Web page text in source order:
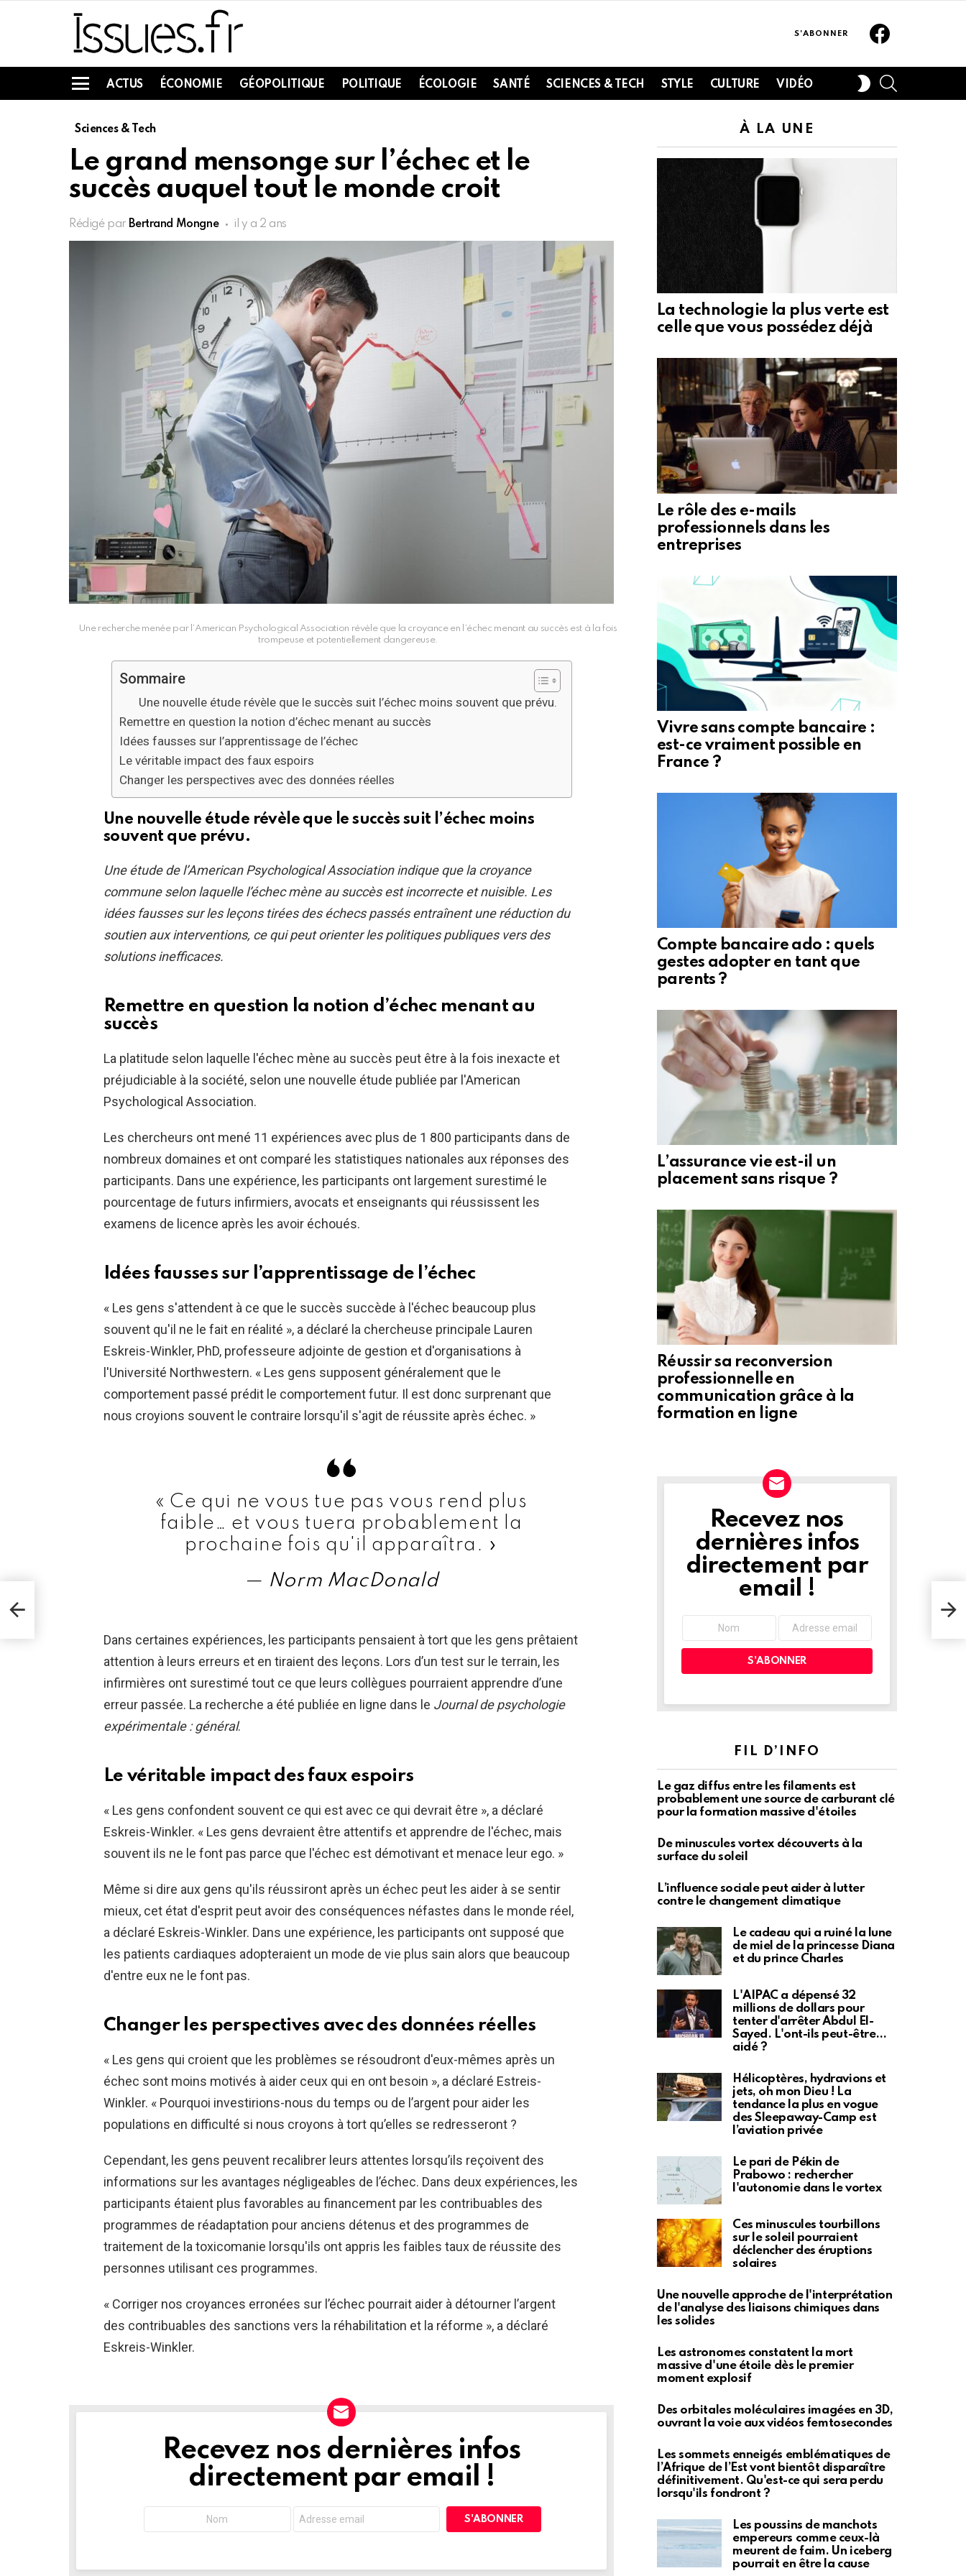
S'ABONNER
Menu
ACTUS ÉCONOMIE GÉOPOLITIQUE POLITIQUE ÉCOLOGIE SANTÉ SCIENCES & TECH STYLE CULTURE VIDÉO
SWITCH
SKIN
Sciences & Tech
Le grand mensonge sur l’échec et le
succès auquel tout le monde croit
Rédigé par Bertrand Mongne il y a 2 ans
Une recherche menée par l’American Psychological Association révèle que la croyance en l’échec menant au succès est à la fois
trompeuse et potentiellement dangereuse.
Sommaire
Une nouvelle étude révèle que le succès suit l’échec moins souvent que prévu.
Remettre en question la notion d’échec menant au succès
Idées fausses sur l’apprentissage de l’échec
Le véritable impact des faux espoirs
Changer les perspectives avec des données réelles
Une nouvelle étude révèle que le succès suit l’échec moins
souvent que prévu.
Une étude de l’American Psychological Association indique que la croyance
commune selon laquelle l’échec mène au succès est incorrecte et nuisible. Les
idées fausses sur les leçons tirées des échecs passés entraînent une réduction du
soutien aux interventions, ce qui peut orienter les politiques publiques vers des
solutions inefficaces.
Remettre en question la notion d’échec menant au
succès
La platitude selon laquelle l'échec mène au succès peut être à la fois inexacte et
préjudiciable à la société, selon une nouvelle étude publiée par l'American
Psychological Association.
Les chercheurs ont mené 11 expériences avec plus de 1 800 participants dans de
nombreux domaines et ont comparé les statistiques nationales aux réponses des
participants. Dans une expérience, les participants ont largement surestimé le
pourcentage de futurs infirmiers, avocats et enseignants qui réussissent les
examens de licence après les avoir échoués.
Idées fausses sur l’apprentissage de l’échec
« Les gens s'attendent à ce que le succès succède à l'échec beaucoup plus
souvent qu'il ne le fait en réalité », a déclaré la chercheuse principale Lauren
Eskreis-Winkler, PhD, professeure adjointe de gestion et d'organisations à
l'Université Northwestern. « Les gens supposent généralement que le
comportement passé prédit le comportement futur. Il est donc surprenant que
nous croyions souvent le contraire lorsqu'il s'agit de réussite après échec. »
« Ce qui ne vous tue pas vous rend plus
faible… et vous tuera probablement la
prochaine fois qu'il apparaîtra. »
— Norm MacDonald
Dans certaines expériences, les participants pensaient à tort que les gens prêtaient
attention à leurs erreurs et en tiraient des leçons. Lors d’un test sur le terrain, les
infirmières ont surestimé tout ce que leurs collègues pourraient apprendre d’une
erreur passée. La recherche a été publiée en ligne dans le Journal de psychologie
expérimentale : général.
Le véritable impact des faux espoirs
« Les gens confondent souvent ce qui est avec ce qui devrait être », a déclaré
Eskreis-Winkler. « Les gens devraient être attentifs et apprendre de l'échec, mais
souvent ils ne le font pas parce que l'échec est démotivant et menace leur ego. »
Même si dire aux gens qu'ils réussiront après un échec peut les aider à se sentir
mieux, cet état d'esprit peut avoir des conséquences néfastes dans le monde réel,
a déclaré Eskreis-Winkler. Dans une expérience, les participants ont supposé que
les patients cardiaques adopteraient un mode de vie plus sain alors que beaucoup
d'entre eux ne le font pas.
Changer les perspectives avec des données réelles
« Les gens qui croient que les problèmes se résoudront d'eux-mêmes après un
échec sont moins motivés à aider ceux qui en ont besoin », a déclaré Estreis-
Winkler. « Pourquoi investirions-nous du temps ou de l’argent pour aider les
populations en difficulté si nous croyons à tort qu’elles se redresseront ?
Cependant, les gens peuvent recalibrer leurs attentes lorsqu’ils reçoivent des
informations sur les avantages négligeables de l’échec. Dans deux expériences, les
participants étaient plus favorables au financement par les contribuables des
programmes de réadaptation pour anciens détenus et des programmes de
traitement de la toxicomanie lorsqu'ils ont appris les faibles taux de réussite des
personnes utilisant ces programmes.
« Corriger nos croyances erronées sur l’échec pourrait aider à détourner l’argent
des contribuables des sanctions vers la réhabilitation et la réforme », a déclaré
Eskreis-Winkler.
NEWSLETTERRecevez nos dernières infos
directement par email !
À LA UNE
La technologie la plus verte est
celle que vous possédez déjà
Le rôle des e-mails
professionnels dans les
entreprises
Vivre sans compte bancaire :
est-ce vraiment possible en
France ?
Compte bancaire ado : quels
gestes adopter en tant que
parents ?
L’assurance vie est-il un
placement sans risque ?
Réussir sa reconversion
professionnelle en
communication grâce à la
formation en ligne
NEWSLETTER
Recevez nos
dernières infos
directement par
email !
FIL D’INFO
Le gaz diffus entre les filaments est
probablement une source de carburant clé
pour la formation massive d'étoiles
De minuscules vortex découverts à la
surface du soleil
L’influence sociale peut aider à lutter
contre le changement climatique
Le cadeau qui a ruiné la lune
de miel de la princesse Diana
et du prince Charles
L'AIPAC a dépensé 32
millions de dollars pour
tenter d'arrêter Abdul El-
Sayed. L'ont-ils peut-être…
aidé ?
Hélicoptères, hydravions et
jets, oh mon Dieu ! La
tendance la plus en vogue
des Sleepaway-Camp est
l’aviation privée
Le pari de Pékin de
Prabowo : rechercher
l'autonomie dans le vortex
Ces minuscules tourbillons
sur le soleil pourraient
déclencher des éruptions
solaires
Une nouvelle approche de l'interprétation
de l'analyse des liaisons chimiques dans
les solides
Les astronomes constatent la mort
massive d'une étoile dès le premier
moment explosif
Des orbitales moléculaires imagées en 3D,
ouvrant la voie aux vidéos femtosecondes
Les sommets enneigés emblématiques de
l’Afrique de l’Est vont bientôt disparaître
définitivement. Qu'est-ce qui sera perdu
lorsqu'ils fondront ?
Les poussins de manchots
empereurs comme ceux-là
meurent de faim. Un iceberg
pourrait en être la cause